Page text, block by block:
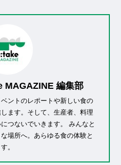
MAGAZINE 編集部
ントのレポートや新しい食の
ます。そして、生産者、料理
つないでいきます。 みんなと
場所へ。あらゆる食の体験と
。